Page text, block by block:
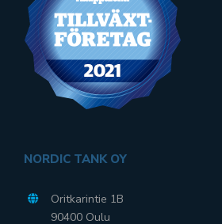
NORDIC TANK OY
Oritkarintie 1B
90400 Oulu